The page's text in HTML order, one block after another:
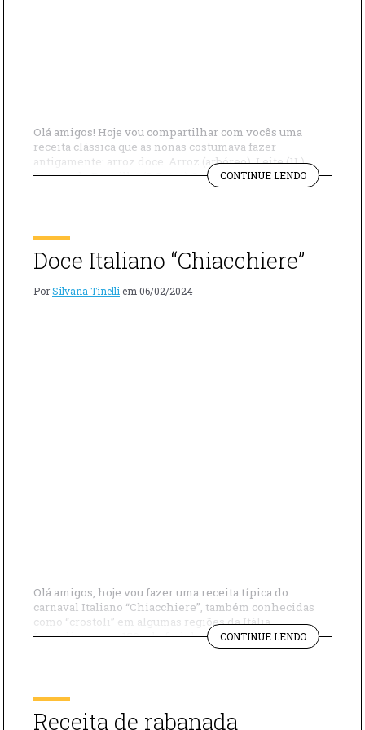
Olá amigos! Hoje vou compartilhar com vocês uma
receita clássica que as nonas costumava fazer
antigamente: arroz doce. Arroz (arbóreo) Leite (1L)
Extrato de Baunilha (3 Gotas) Canela Limão Açúcar (1
colher) Ferva o leite e adicione um pouco de casca de
CONTINUE LENDO"RECEITA
RÁPIDA
Doce Italiano “Chiacchiere”
PorSilvana Tinelli em 06/02/2024
Olá amigos, hoje vou fazer uma receita típica do
carnaval Italiano “Chiacchiere”, também conhecidas
como “crostoli” em algumas regiões da Itália.
Ingredientes – 150g de farinha de trigo – 2 ovos – 2
colheres de sopa de açúcar – 150g manteiga – Uma
CONTINUE LENDO"DOCE
ITALIANO
Receita de rabanada